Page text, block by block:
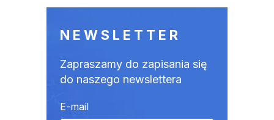
NEWSLETTER
Zapraszamy do zapisania się
do naszego newslettera
E-mail